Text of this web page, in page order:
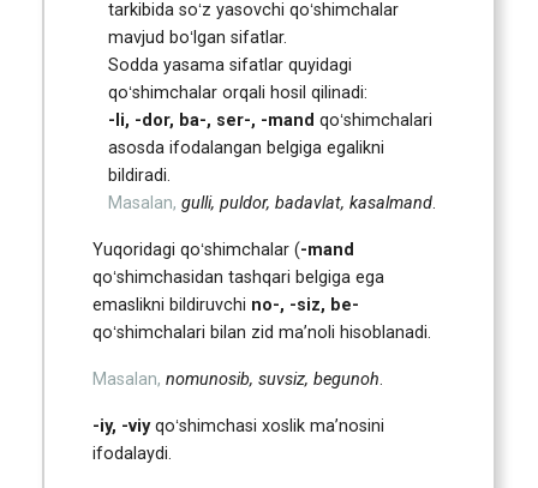
tarkibida soʻz yasovchi qoʻshimchalar
mavjud boʻlgan sifatlar.
Sodda yasama sifatlar quyidagi
qoʻshimchalar orqali hosil qilinadi:
-li, -dor, ba-, ser-, -mand qoʻshimchalari
asosda ifodalangan belgiga egalikni
bildiradi.
Masalan, gulli, puldor, badavlat, kasalmand.
Yuqoridagi qoʻshimchalar (-mand
qoʻshimchasidan tashqari belgiga ega
emaslikni bildiruvchi no-, -siz, be-
qoʻshimchalari bilan zid maʼnoli hisoblanadi.
Masalan, nomunosib, suvsiz, begunoh.
-iy, -viyqoʻshimchasi xoslik maʼnosini
ifodalaydi.